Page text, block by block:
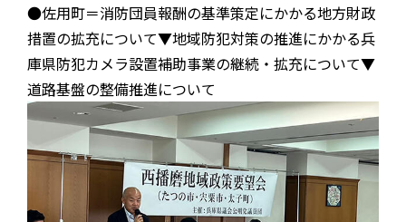
●佐用町＝消防団員報酬の基準策定にかかる地方財政
措置の拡充について▼地域防犯対策の推進にかかる兵
庫県防犯カメラ設置補助事業の継続・拡充について▼
道路基盤の整備推進について